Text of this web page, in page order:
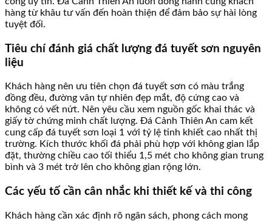
hàng từ khâu tư vấn đến hoàn thiện để đảm bảo sự hài lòng
tuyệt đối.
Tiêu chí đánh giá chất lượng đá tuyết sơn nguyên
liệu
Khách hàng nên ưu tiên chọn đá tuyết sơn có màu trắng
đồng đều, đường vân tự nhiên đẹp mắt, độ cứng cao và
không có vết nứt. Nên yêu cầu xem nguồn gốc khai thác và
giấy tờ chứng minh chất lượng. Đá Cảnh Thiên An cam kết
cung cấp đá tuyết sơn loại 1 với tỷ lệ tinh khiết cao nhất thị
trường. Kích thước khối đá phải phù hợp với không gian lắp
đặt, thường chiều cao tối thiểu 1,5 mét cho không gian trung
bình và 3 mét trở lên cho không gian rộng lớn.
Các yếu tố cần cân nhắc khi thiết kế và thi công
Khách hàng cần xác định rõ ngân sách, phong cách mong